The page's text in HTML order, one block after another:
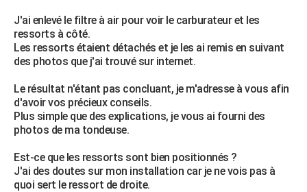
GUIDES D'ACHAT
BONS PLANS
CARTE DE VOEUX
Carte de Noël
Carte Bonne année
Carte Saint-Valentin
Carte Pâques
Carte d'anniversaire
DICTIONNAIRE
PROGRAMME TV
COPAINS D'AVANT
J'ai enlevé le filtre à air pour voir le carburateur et les
ressorts à côté.
Les ressorts étaient détachés et je les ai remis en suivant
des photos que j'ai trouvé sur internet.
Le résultat n'étant pas concluant, je m'adresse à vous afin
d'avoir vos précieux conseils.
Plus simple que des explications, je vous ai fourni des
photos de ma tondeuse.
Est-ce que les ressorts sont bien positionnés ?
J'ai des doutes sur mon installation car je ne vois pas à
quoi sert le ressort de droite.